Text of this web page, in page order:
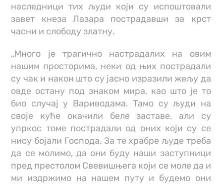
наследници тих људи који су испоштовали
завет кнеза Лазара пострадавши за крст
часни и слободу златну.
„Много је трагично настрадалих на овим
нашим просторима, неки од њих пострадали
су чак и након што су јасно изразили жељу да
овде остану под знаком мира, као што је то
био случај у Вариводама. Тамо су људи на
своје куће окачили беле заставе, али су
упркос томе пострадали од оних који су се
нису бојали Господа. За те храбре људе треба
да се молимо, да они буду наши заступници
пред престолом Свевишњега који се моле да и
ми издржимо на нашем путу и будемо они